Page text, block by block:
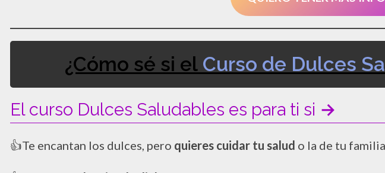
¿Cómo sé si el Curso de Dulces
El curso Dulces Saludables es para ti si →
👍Te encantan los dulces, pero quieres cuidar tu salud o la de tu familia.